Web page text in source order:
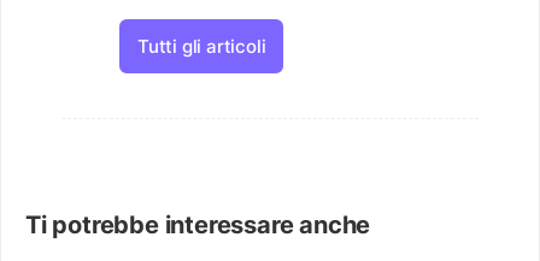
Tutti gli articoli
Ti potrebbe interessare anche